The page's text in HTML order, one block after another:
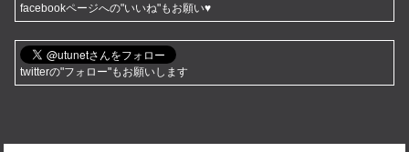
facebookページへの"いいね"もお願い♥
twitterの"フォロー"もお願いします